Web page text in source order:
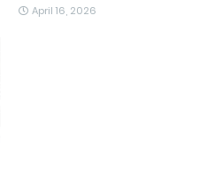
April 16, 2026